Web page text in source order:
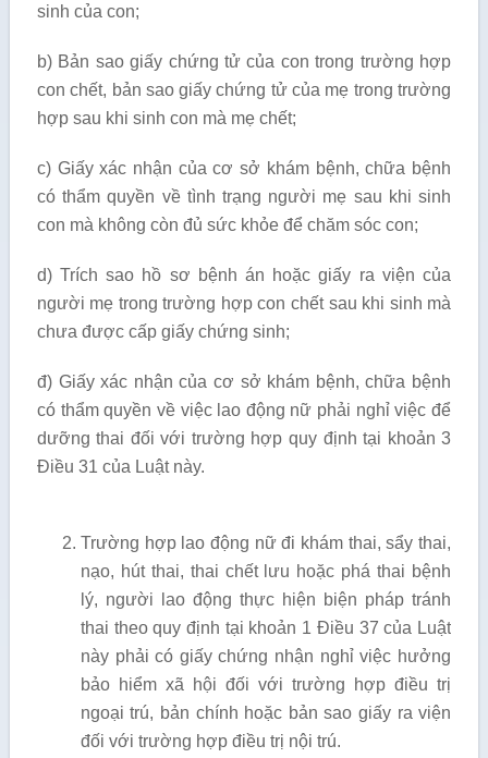
sinh của con;
b) Bản sao giấy chứng tử của con trong trường hợp
con chết, bản sao giấy chứng tử của mẹ trong trường
hợp sau khi sinh con mà mẹ chết;
c) Giấy xác nhận của cơ sở khám bệnh, chữa bệnh
có thẩm quyền về tình trạng người mẹ sau khi sinh
con mà không còn đủ sức khỏe để chăm sóc con;
d) Trích sao hồ sơ bệnh án hoặc giấy ra viện của
người mẹ trong trường hợp con chết sau khi sinh mà
chưa được cấp giấy chứng sinh;
đ) Giấy xác nhận của cơ sở khám bệnh, chữa bệnh
có thẩm quyền về việc lao động nữ phải nghỉ việc để
dưỡng thai đối với trường hợp quy định tại khoản 3
Điều 31 của Luật này.
Trường hợp lao động nữ đi khám thai, sẩy thai,
nạo, hút thai, thai chết lưu hoặc phá thai bệnh
lý, người lao động thực hiện biện pháp tránh
thai theo quy định tại khoản 1 Điều 37 của Luật
này phải có giấy chứng nhận nghỉ việc hưởng
bảo hiểm xã hội đối với trường hợp điều trị
ngoại trú, bản chính hoặc bản sao giấy ra viện
đối với trường hợp điều trị nội trú.